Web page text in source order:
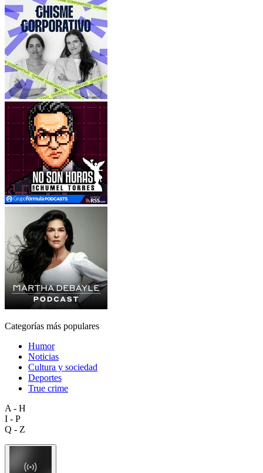
Categorías más populares
Humor
Noticias
Cultura y sociedad
Deportes
True crime
A - H
I - P
Q - Z